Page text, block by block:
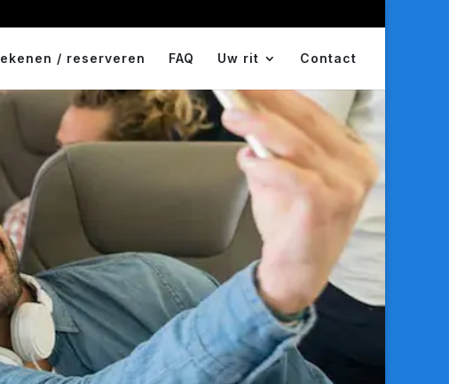
/ reserveren FAQ Uw rit Contact